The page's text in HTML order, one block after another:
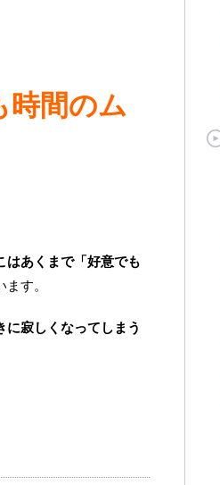
時間のム
はあくまで「好意でも
ます。
に寂しくなってしまう